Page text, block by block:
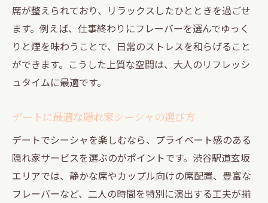
席が整えられており、リラックスしたひとときを過ごせ
ます。例えば、仕事終わりにフレーバーを選んでゆっく
りと煙を味わうことで、日常のストレスを和らげること
ができます。こうした上質な空間は、大人のリフレッシ
ュタイムに最適です。
デートに最適な隠れ家シーシャの選び方
デートでシーシャを楽しむなら、プライベート感のある
隠れ家サービスを選ぶのがポイントです。渋谷駅道玄坂
エリアでは、静かな席やカップル向けの席配置、豊富な
フレーバーなど、二人の時間を特別に演出する工夫が揃